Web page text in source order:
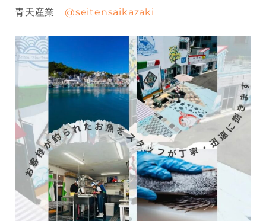
青天産業 @seitensaikazaki